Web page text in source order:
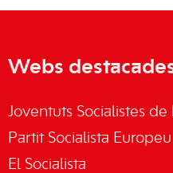
Webs
Joventuts Socialistes de
Partit Socialista Europeu
El Socialista